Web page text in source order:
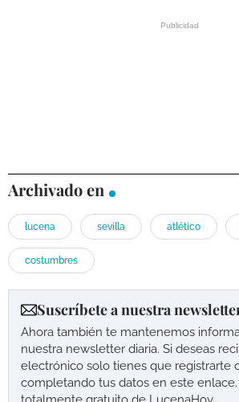
Archivado en
lucena sevilla atlético
costumbres
Suscríbete a nuestra
Ahora también te mantenemos
nuestra newsletter diaria. Si deseas
electrónico solo tienes que registrarte
completando tus datos en este enlace.